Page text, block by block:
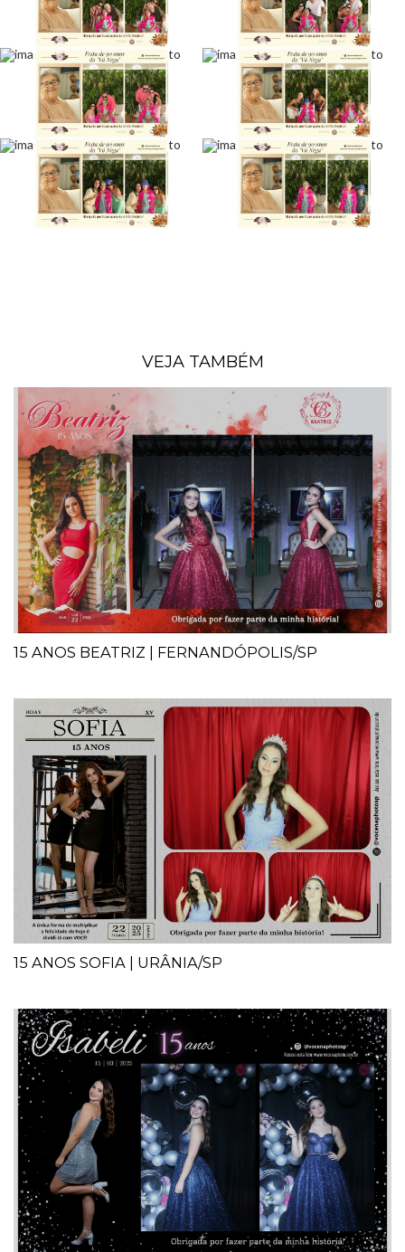
VEJA TAMBÉM
15 ANOS BEATRIZ | FERNANDÓPOLIS/SP
15 ANOS SOFIA | URÂNIA/SP